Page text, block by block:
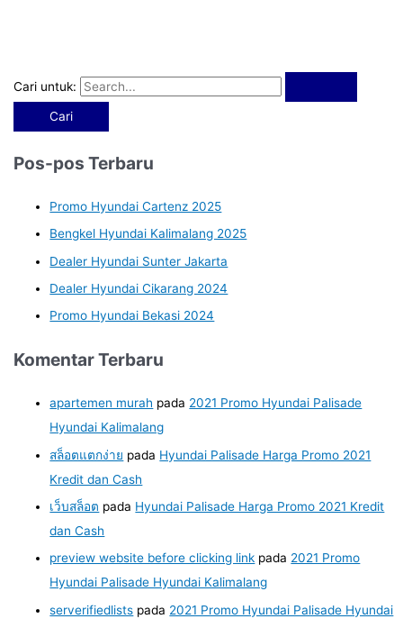
Cari untuk:
Pos-pos Terbaru
Promo Hyundai Cartenz 2025
Bengkel Hyundai Kalimalang 2025
Dealer Hyundai Sunter Jakarta
Dealer Hyundai Cikarang 2024
Promo Hyundai Bekasi 2024
Komentar Terbaru
apartemen murah pada 2021 Promo Hyundai Palisade
Hyundai Kalimalang
สล็อตแตกง่าย pada Hyundai Palisade Harga Promo 2021
Kredit dan Cash
เว็บสล็อต pada Hyundai Palisade Harga Promo 2021 Kredit
dan Cash
preview website before clicking link pada 2021 Promo
Hyundai Palisade Hyundai Kalimalang
serverifiedlists pada 2021 Promo Hyundai Palisade Hyundai